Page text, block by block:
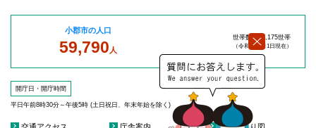
小郡市の人口
59,790 人
世帯数：27,175世帯
（令和8年8月1日現在）
開庁日・開庁時間
平日午前8時30分～午後5時 (土日祝日、年末年始を除く)